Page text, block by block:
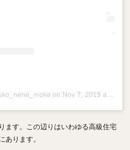
on Nov 7, 2019 at 4:33am PST
ます。この辺りはいわゆる高級住宅
あります。